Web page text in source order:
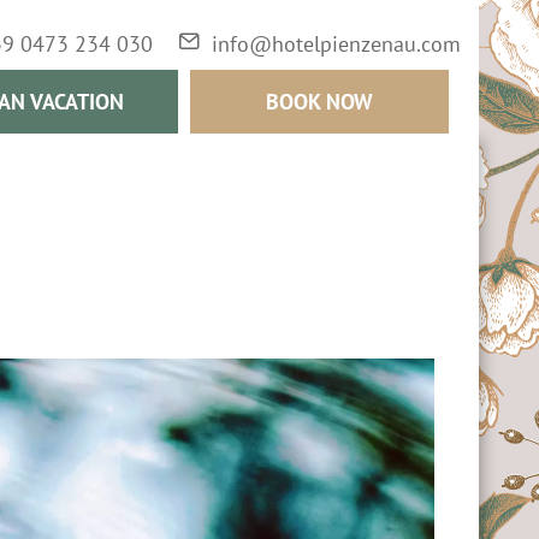
0473 234 030 info@hotelpienzenau.com
VACATION BOOK NOW